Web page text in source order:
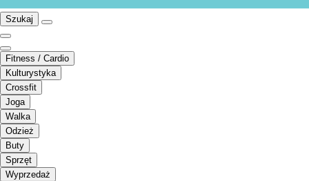
Szukaj
Fitness / Cardio
Kulturystyka
Crossfit
Joga
Walka
Odzież
Buty
Sprzęt
Wyprzedaż